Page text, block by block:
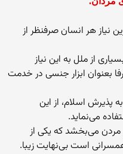
نیاز هر انسان صرفنظر از
از ملل به این نیاز
بعنوان ابزار جنسی در خدمت
پذیرش اسلام، از این
می‌نماید.
مردن می‌بخشد که یکی از
است بی‌نهایت زیبا.